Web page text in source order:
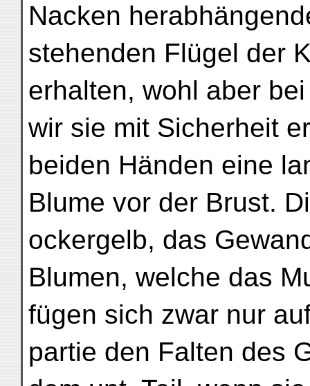
Nacken
stehenden Flügel der
erhalten, wohl aber
wir sie mit Sicherheit
beiden Händen eine
Blume vor der Brust.
ockergelb, das
Blumen, welche das
fügen sich zwar nur
partie den Falten des